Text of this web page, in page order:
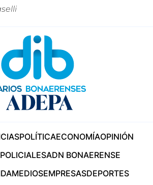
POLÍTICAECONOMÍAOPINIÓN
POLICIALESADN BONAERENSE
MEDIOSEMPRESASDEPORTES